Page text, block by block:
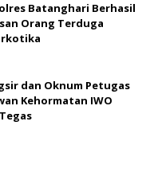
Batanghari Berhasil
Orang Terduga
dan Oknum Petugas
Kehormatan IWO